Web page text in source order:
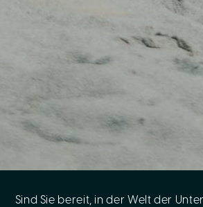
Sind Sie bereit, in der Welt der